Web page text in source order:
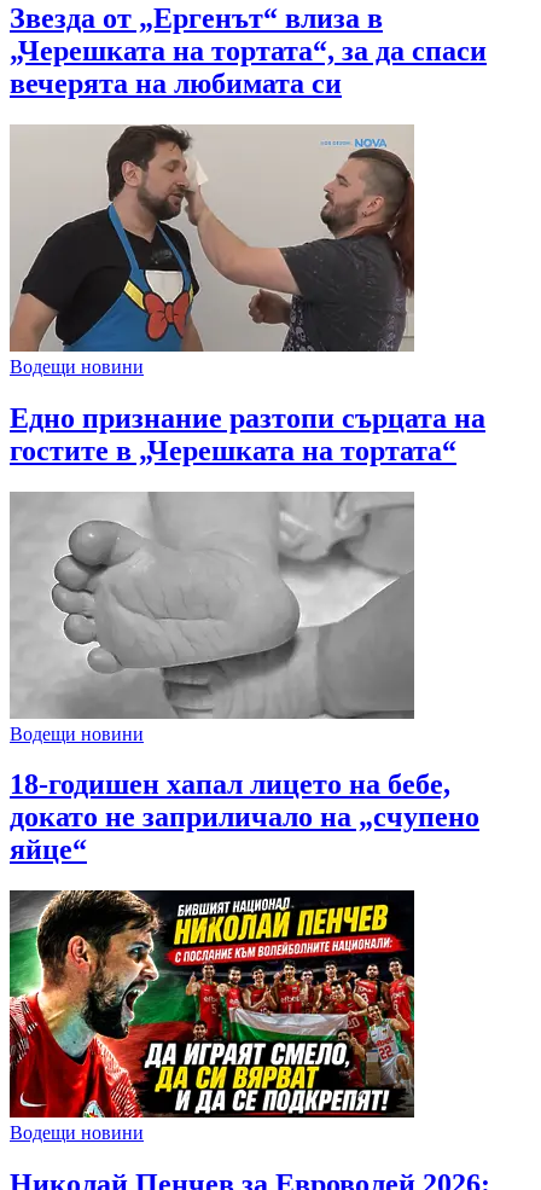
Звезда от „Ергенът“ влиза в
„Черешката на тортата“, за да спаси
вечерята на любимата си
Водещи новини
Едно признание разтопи сърцата на
гостите в „Черешката на тортата“
Водещи новини
18-годишен хапал лицето на бебе,
докато не заприличало на „счупено
яйце“
Водещи новини